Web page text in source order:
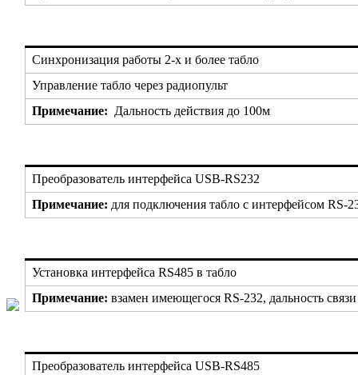
Синхронизация работы 2-х и более табло
Управление табло через радиопульт
Примечание: Дальность действия до 100м
Преобразователь интерфейса USB-RS232
Примечание: для подключения табло с интерфейсом
Установка интерфейса RS485 в табло
Примечание: взамен имеющегося RS-232, дальность
Преобразователь интерфейса USB-RS485